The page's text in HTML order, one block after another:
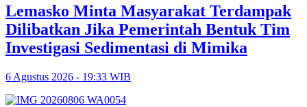
Lemasko Minta Masyarakat Terdampak
Dilibatkan Jika Pemerintah Bentuk Tim
Investigasi Sedimentasi di Mimika
6 Agustus 2026 - 19:33 WIB